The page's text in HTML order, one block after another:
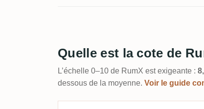
Quelle est la cote de
L’échelle 0–10 de RumX est exigeante :
dessous de la moyenne. Voir le guide